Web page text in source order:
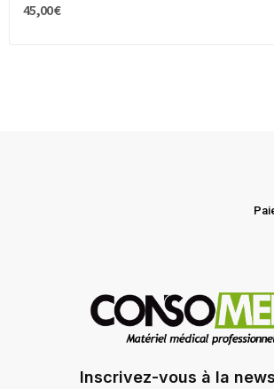
45,00 €
Inscrivez-vous à la